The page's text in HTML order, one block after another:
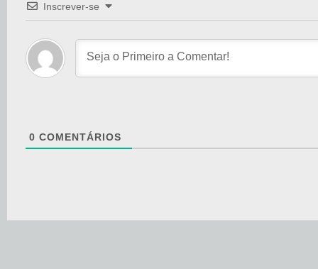
Inscrever-se
0 COMENTÁRIOS